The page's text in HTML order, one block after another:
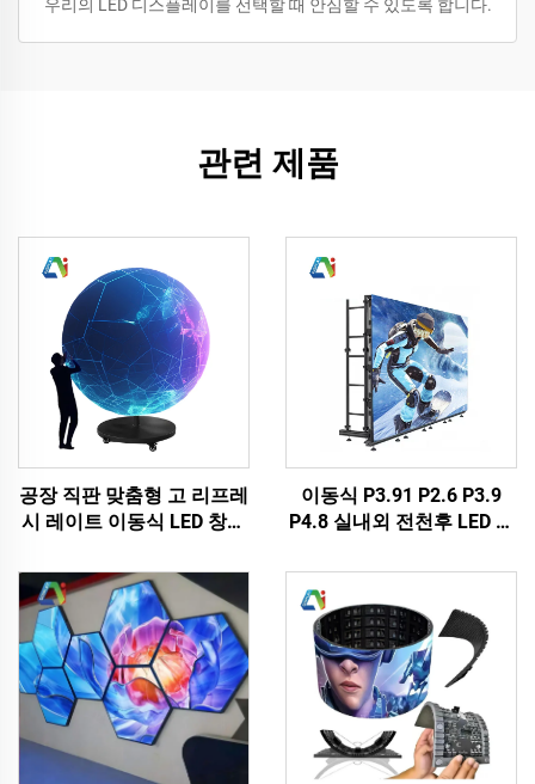
우리의 LED 디스플레이를 선택할 때 안심할 수 있도록 합니다.
관련 제품
공장 직판 맞춤형 고 리프레
시 레이트 이동식 LED 창의
달린 LED 구형 디스플레이
화면
이동식 P3.91 P2.6 P3.9
P4.8 실내외 전천후 LED 디
이벤트 배경 교회 LED 비디
오 월